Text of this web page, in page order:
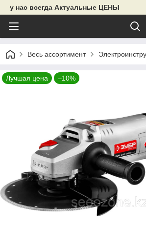
у нас всегда Актуальные ЦЕНЫ
Весь ассортимент
Лучшая цена –10%